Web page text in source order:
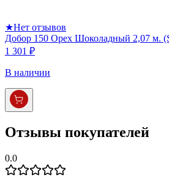
★Нет отзывов
Добор 150 Орех Шоколадный 2,07 м.
1 301 ₽
В наличии
Отзывы покупателей
0.0